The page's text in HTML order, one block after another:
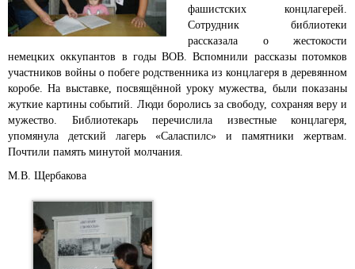
фашистских концлагерей.
Сотрудник библиотеки
рассказала о жестокости
немецких оккупантов в годы ВОВ. Вспомнили рассказы потомков
участников войны о побеге родственника из концлагеря в деревянном
коробе. На выставке, посвящённой уроку мужества, были показаны
жуткие картины событий. Люди боролись за свободу, сохраняя веру и
мужество. Библиотекарь перечислила известные концлагеря,
упомянула детский лагерь «Саласпилс» и памятники жертвам.
Почтили память минутой молчания.
М.В. Щербакова